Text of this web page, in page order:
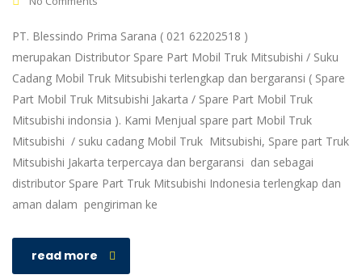
PT. Blessindo Prima Sarana ( 021 62202518 )
merupakan Distributor Spare Part Mobil Truk Mitsubishi / Suku
Cadang Mobil Truk Mitsubishi terlengkap dan bergaransi ( Spare
Part Mobil Truk Mitsubishi Jakarta / Spare Part Mobil Truk
Mitsubishi indonsia ). Kami Menjual spare part Mobil Truk
Mitsubishi / suku cadang Mobil Truk Mitsubishi, Spare part Truk
Mitsubishi Jakarta terpercaya dan bergaransi dan sebagai
distributor Spare Part Truk Mitsubishi Indonesia terlengkap dan
aman dalam pengiriman ke
read more